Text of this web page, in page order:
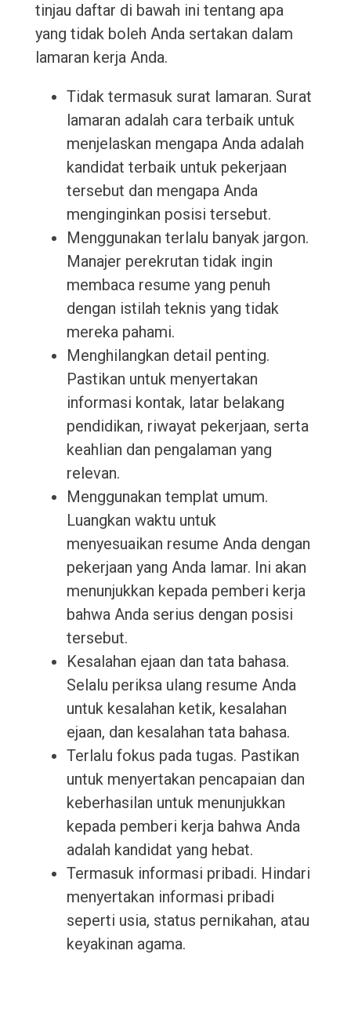
tinjau daftar di bawah ini tentang apa
yang tidak boleh Anda sertakan dalam
lamaran kerja Anda.
Tidak termasuk surat lamaran. Surat
lamaran adalah cara terbaik untuk
menjelaskan mengapa Anda adalah
kandidat terbaik untuk pekerjaan
tersebut dan mengapa Anda
menginginkan posisi tersebut.
Menggunakan terlalu banyak jargon.
Manajer perekrutan tidak ingin
membaca resume yang penuh
dengan istilah teknis yang tidak
mereka pahami.
Menghilangkan detail penting.
Pastikan untuk menyertakan
informasi kontak, latar belakang
pendidikan, riwayat pekerjaan, serta
keahlian dan pengalaman yang
relevan.
Menggunakan templat umum.
Luangkan waktu untuk
menyesuaikan resume Anda dengan
pekerjaan yang Anda lamar. Ini akan
menunjukkan kepada pemberi kerja
bahwa Anda serius dengan posisi
tersebut.
Kesalahan ejaan dan tata bahasa.
Selalu periksa ulang resume Anda
untuk kesalahan ketik, kesalahan
ejaan, dan kesalahan tata bahasa.
Terlalu fokus pada tugas. Pastikan
untuk menyertakan pencapaian dan
keberhasilan untuk menunjukkan
kepada pemberi kerja bahwa Anda
adalah kandidat yang hebat.
Termasuk informasi pribadi. Hindari
menyertakan informasi pribadi
seperti usia, status pernikahan, atau
keyakinan agama.